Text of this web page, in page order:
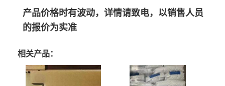
产品价格时有波动，详情请致电，以销售人员
的报价为实准
相关产品：